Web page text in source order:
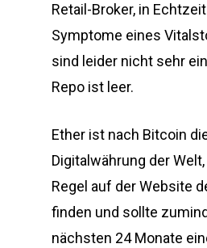
Retail-Broker, in
Symptome eines
sind leider nicht sehr
Repo ist leer.
Ether ist nach Bitcoin
Digitalwährung der
Regel auf der Website
finden und sollte
nächsten 24 Monate